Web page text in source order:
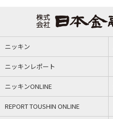
ニッキン
ニッキンレポート
ニッキンONLINE
REPORT TOUSHIN ONLINE